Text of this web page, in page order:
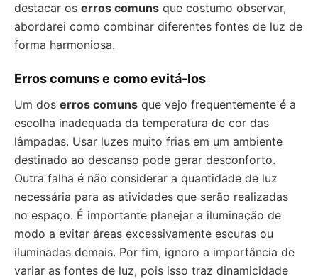
destacar os erros comuns que costumo observar,
abordarei como combinar diferentes fontes de luz de
forma harmoniosa.
Erros comuns e como evitá-los
Um dos erros comuns que vejo frequentemente é a
escolha inadequada da temperatura de cor das
lâmpadas. Usar luzes muito frias em um ambiente
destinado ao descanso pode gerar desconforto.
Outra falha é não considerar a quantidade de luz
necessária para as atividades que serão realizadas
no espaço. É importante planejar a iluminação de
modo a evitar áreas excessivamente escuras ou
iluminadas demais. Por fim, ignoro a importância de
variar as fontes de luz, pois isso traz dinamicidade